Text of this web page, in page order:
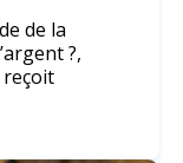
de la
?,